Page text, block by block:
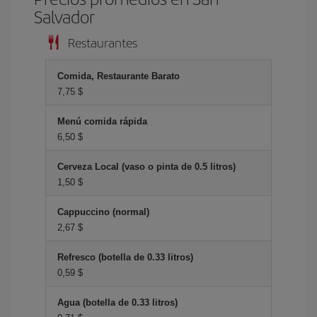
Salvador
Restaurantes
Comida, Restaurante Barato
7,75 $
Menú comida rápida
6,50 $
Cerveza Local (vaso o pinta de 0.5 litros)
1,50 $
Cappuccino (normal)
2,67 $
Refresco (botella de 0.33 litros)
0,59 $
Agua (botella de 0.33 litros)